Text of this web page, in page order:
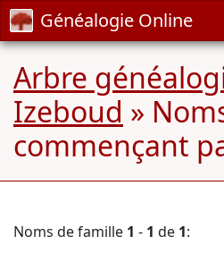
Généalogie Online
Arbre
Izeboud »
commençant
Noms de famille 1 - 1 de 1: